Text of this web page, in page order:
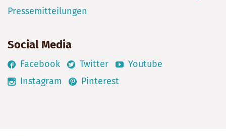
Pressemitteilungen
Social Media
Facebook Twitter
Youtube
Instagram
Pinterest